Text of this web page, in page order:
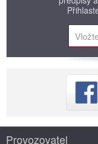
Provozovatel